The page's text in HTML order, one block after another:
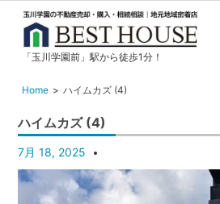
玉
川
園
の
不
「玉川学園前」駅から徒歩1分！
Home ハイムカズ (4)
ハイムカズ (4)
7月 18, 2025